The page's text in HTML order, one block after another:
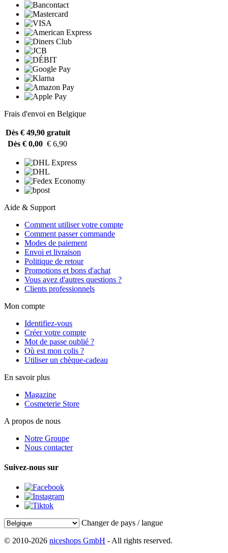
Frais d'envoi en Belgique
Dès € 49,90 gratuit
Dès € 0,00 € 6,90
Aide & Support
Comment utiliser votre compte
Comment passer commande
Modes de paiement
Envoi et livraison
Politique de retour
Promotions et bons d'achat
Vous avez d'autres questions ?
Clients professionnels
Mon compte
Identifiez-vous
Créer votre compte
Mot de passe oublié ?
Où est mon colis ?
Utiliser un chèque-cadeau
En savoir plus
Magazine
Cosmeterie Store
A propos de nous
Notre Groupe
Nous contacter
Suivez-nous sur
Changer de pays / langue
© 2010-2026 niceshops GmbH - All rights reserved.